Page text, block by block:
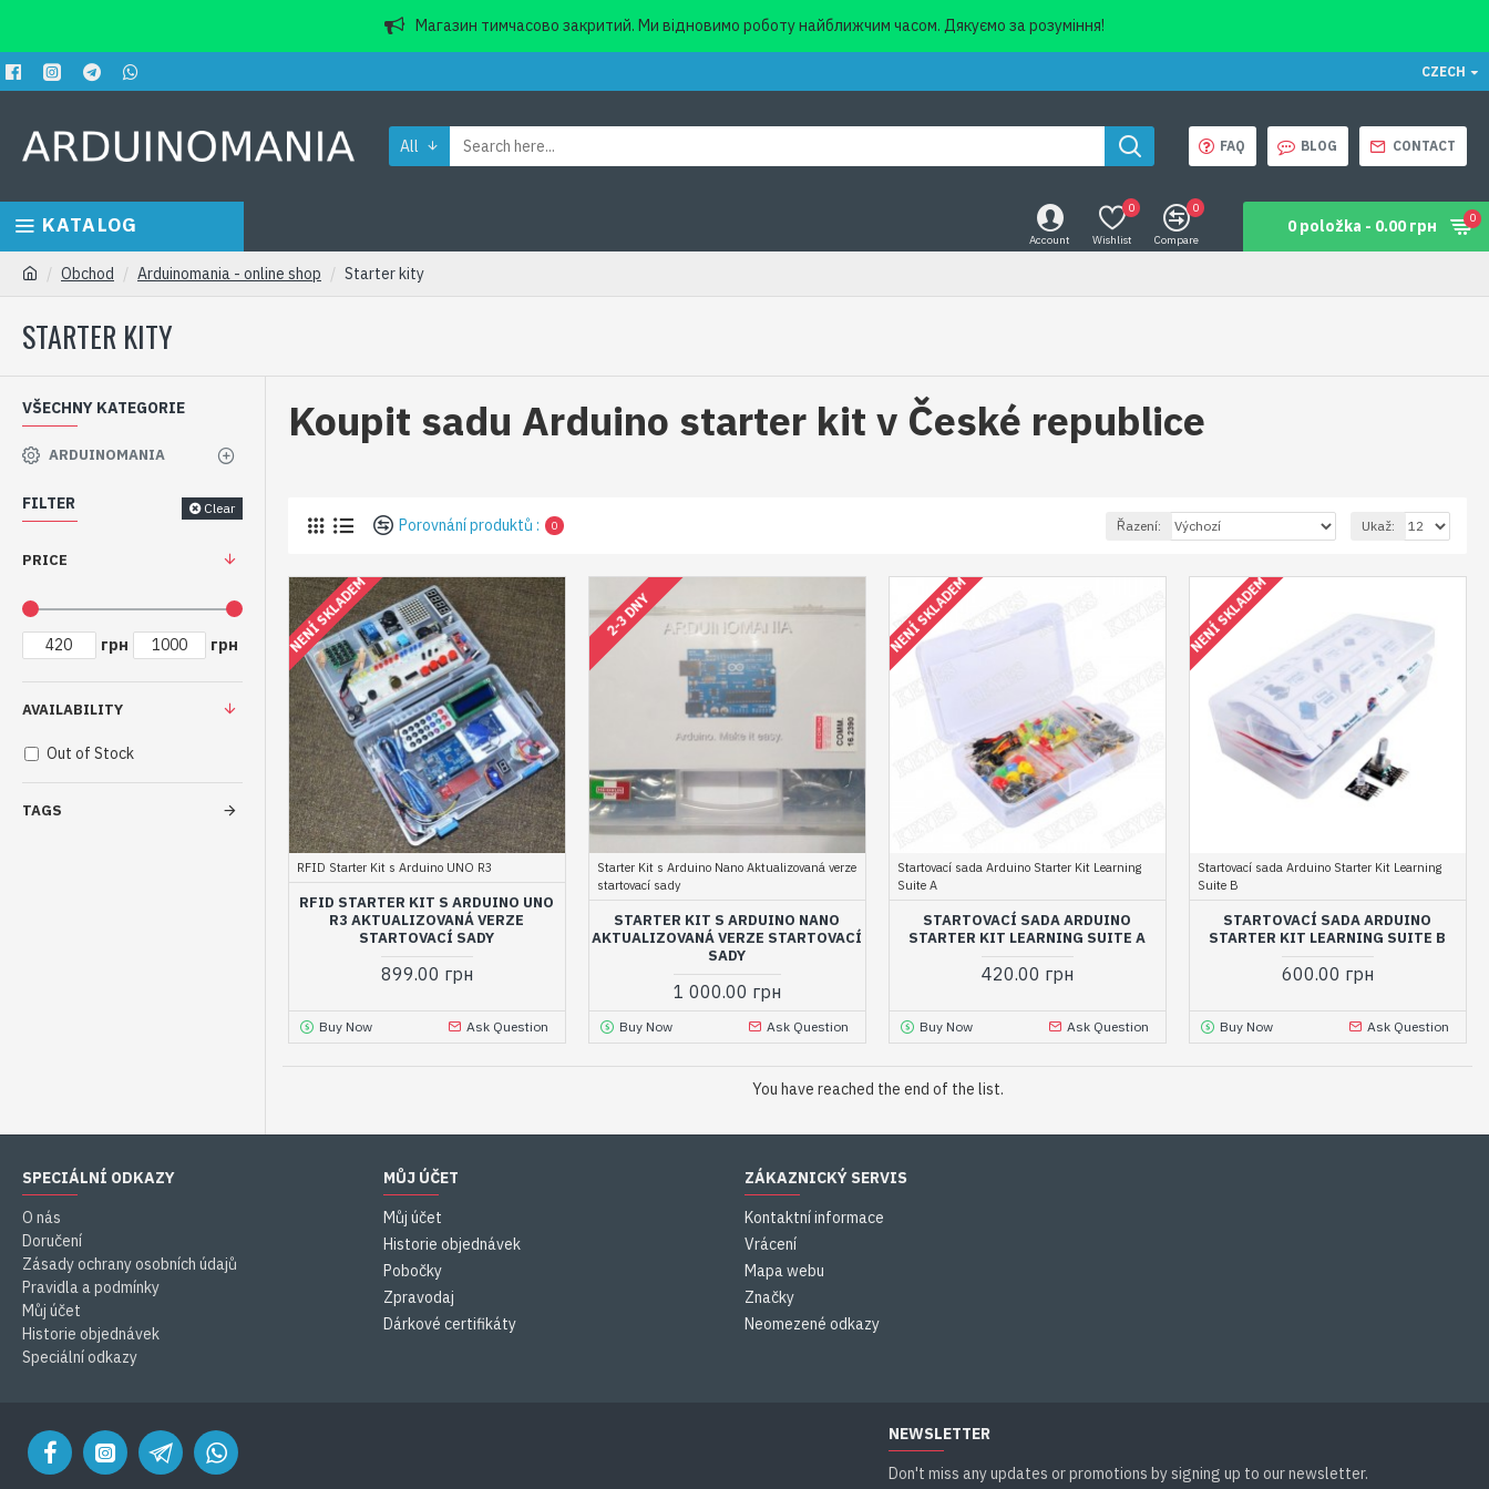
Магазин тимчасово закритий. Ми відновимо роботу найближчим часом. Дякуємо за розуміння!
CZECH
All FAQ BLOG CONTACT
KATALOG
Account Wishlist
0
Compare
0
0 položka - 0.00 грн 0
Obchod Arduinomania - online shop Starter kity
STARTER KITY
VŠECHNY KATEGORIE
ARDUINOMANIA
FILTER Clear
PRICE
грн грн
TAGS
AVAILABILITY
Out of Stock
Koupit sadu Arduino starter kit v České republice
Porovnání produktů : 0 Řazení: Ukaž:
NENÍ SKLADEM
RFID Starter Kit s Arduino UNO R3
RFID STARTER KIT S ARDUINO UNO
R3 AKTUALIZOVANÁ VERZE
STARTOVACÍ SADY
899.00 грн
Buy Now Ask Question
2-3 DNY
Starter Kit s Arduino Nano Aktualizovaná verze
startovací sady
STARTER KIT S ARDUINO NANO
AKTUALIZOVANÁ VERZE STARTOVACÍ
SADY
1 000.00 грн
Buy Now Ask Question
NENÍ SKLADEM
Startovací sada Arduino Starter Kit Learning
Suite A
STARTOVACÍ SADA ARDUINO
STARTER KIT LEARNING SUITE A
420.00 грн
Buy Now Ask Question
NENÍ SKLADEM
Startovací sada Arduino Starter Kit Learning
Suite B
STARTOVACÍ SADA ARDUINO
STARTER KIT LEARNING SUITE B
600.00 грн
Buy Now Ask Question
You have reached the end of the list.
SPECIÁLNÍ ODKAZY
O nás
Doručení
Zásady ochrany osobních údajů
Pravidla a podmínky
Můj účet
Historie objednávek
Speciální odkazy
MŮJ ÚČET
Můj účet
Historie objednávek
Pobočky
Zpravodaj
Dárkové certifikáty
ZÁKAZNICKÝ SERVIS
Kontaktní informace
Vrácení
Mapa webu
Značky
Neomezené odkazy
NEWSLETTER
Don't miss any updates or promotions by signing up to our newsletter.